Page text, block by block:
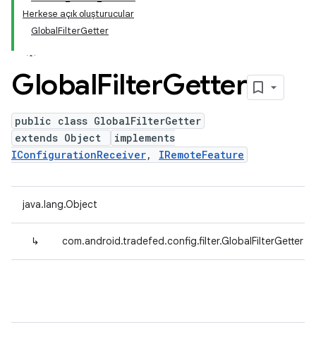
Herkese açık oluşturucular
GlobalFilterGetter
GlobalFilterGetter
public class GlobalFilterGetter
extends Object
implements
IConfigurationReceiver, IRemoteFeature
java.lang.Object
↳ com.android.tradefed.config.filter.GlobalFilterGetter